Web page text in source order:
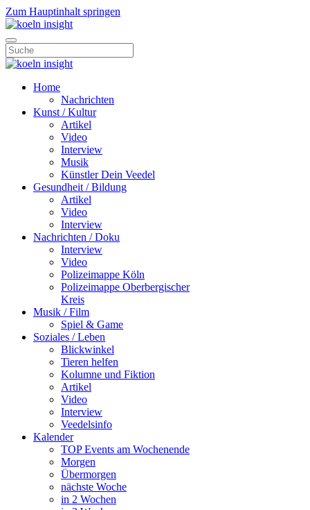
Zum Hauptinhalt springen
Home
Nachrichten
Kunst / Kultur
Artikel
Video
Interview
Musik
Künstler Dein Veedel
Gesundheit / Bildung
Artikel
Video
Interview
Nachrichten / Doku
Interview
Video
Polizeimappe Köln
Polizeimappe Oberbergischer
Kreis
Musik / Film
Spiel & Game
Soziales / Leben
Blickwinkel
Tieren helfen
Kolumne und Fiktion
Artikel
Video
Interview
Veedelsinfo
Kalender
TOP Events am Wochenende
Morgen
Übermorgen
nächste Woche
in 2 Wochen